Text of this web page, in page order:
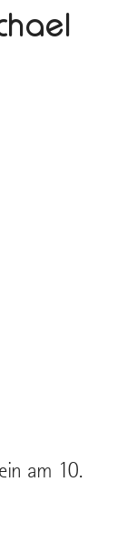
am 10.